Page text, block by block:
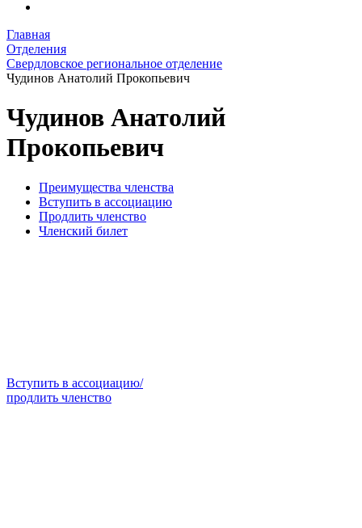
Главная
Отделения
Свердловское региональное отделение
Чудинов Анатолий Прокопьевич
Чудинов Анатолий
Прокопьевич
Преимущества членства
Вступить в ассоциацию
Продлить членство
Членский билет
Вступить в ассоциацию/
продлить членство